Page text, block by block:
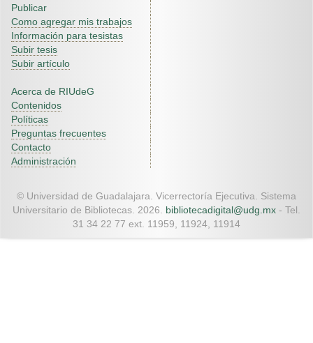
Publicar
Como agregar mis trabajos
Información para tesistas
Subir tesis
Subir artículo
Acerca de RIUdeG
Contenidos
Políticas
Preguntas frecuentes
Contacto
Administración
© Universidad de Guadalajara. Vicerrectoría Ejecutiva. Sistema
Universitario de Bibliotecas. 2026. bibliotecadigital@udg.mx - Tel.
31 34 22 77 ext. 11959, 11924, 11914